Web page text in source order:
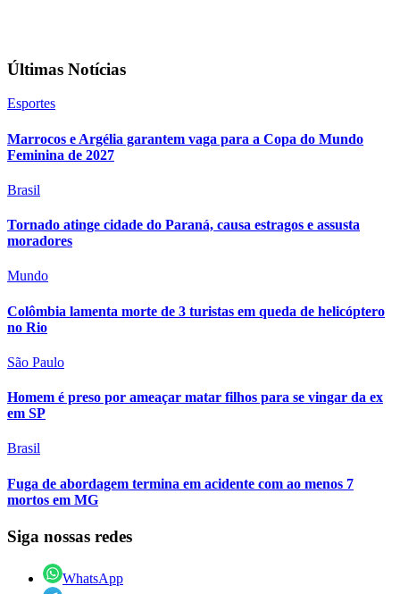
Últimas Notícias
Esportes
Marrocos e Argélia garantem vaga para a Copa do Mundo
Feminina de 2027
Brasil
Tornado atinge cidade do Paraná, causa estragos e assusta
moradores
Mundo
Colômbia lamenta morte de 3 turistas em queda de helicóptero
no Rio
São Paulo
Homem é preso por ameaçar matar filhos para se vingar da ex
em SP
Brasil
Fuga de abordagem termina em acidente com ao menos 7
mortos em MG
Siga nossas redes
WhatsApp